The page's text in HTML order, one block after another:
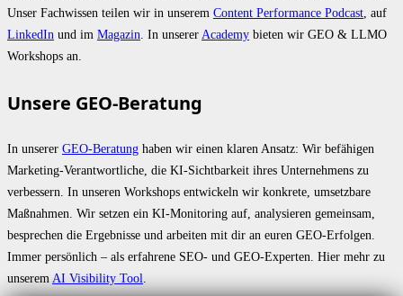
Unser Fachwissen teilen wir in unserem Content Performance Podcast, auf
LinkedIn und im Magazin. In unsererAcademy bieten wir GEO & LLMO
Workshops an.
Unsere GEO-Beratung
In unserer GEO-Beratung haben wir einen klaren Ansatz: Wir befähigen
Marketing-Verantwortliche, die KI-Sichtbarkeit ihres Unternehmens zu
verbessern. In unseren Workshops entwickeln wir konkrete, umsetzbare
Maßnahmen. Wir setzen ein KI-Monitoring auf, analysieren gemeinsam,
besprechen die Ergebnisse und arbeiten mit dir an euren GEO-Erfolgen.
Immer persönlich – als erfahrene SEO- und GEO-Experten. Hier mehr zu
unserem AI Visibility Tool